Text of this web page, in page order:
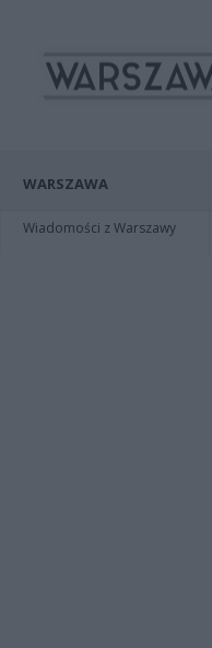
WARSZAWA
Wiadomości z Warszawy